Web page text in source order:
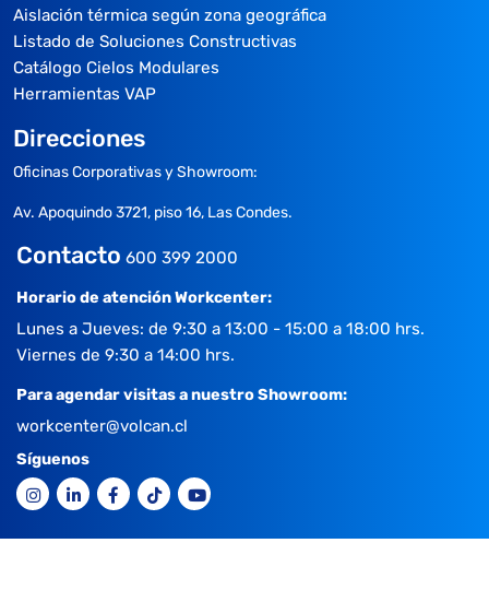
Aislación térmica según zona geográfica
Listado de Soluciones Constructivas
Catálogo Cielos Modulares
Herramientas VAP
Direcciones
Oficinas Corporativas y Showroom:
Av. Apoquindo 3721, piso 16, Las Condes.
Contacto 600 399 2000
Horario de atención Workcenter:
Lunes a Jueves: de 9:30 a 13:00 - 15:00 a 18:00 hrs.
Viernes de 9:30 a 14:00 hrs.
Para agendar visitas a nuestro Showroom:
workcenter@volcan.cl
Síguenos